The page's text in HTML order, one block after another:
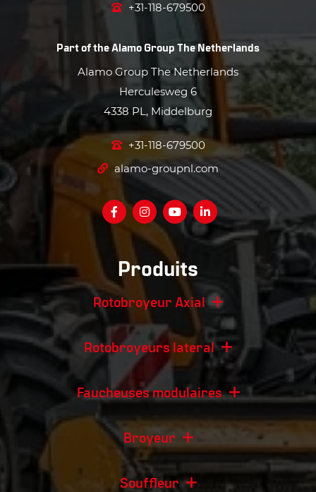
+31-118-679500
Part of theAlamo Group The Netherlands
Alamo Group The Netherlands
Herculesweg 6
4338 PL, Middelburg
+31-118-679500
alamo-groupnl.com
Produits
Rotobroyeur Axial
Rotobroyeurs lateral
Faucheuses modulaires
Broyeur
Souffleur